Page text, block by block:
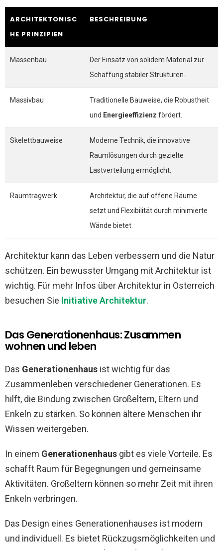
ARCHITEKTONISC
HE PRINZIPIEN
BESCHREIBUNG
Massenbau
Der Einsatz von solidem Material zur
Schaffung stabiler Strukturen.
Massivbau
Traditionelle Bauweise, die Robustheit
und Energieeffizienz fördert.
Skelettbauweise
Moderne Technik, die innovative
Raumlösungen durch gezielte
Lastverteilung ermöglicht.
Raumtragwerk
Architektur, die auf offene Räume
setzt und Flexibilität durch minimierte
Wände bietet.
Architektur kann das Leben verbessern und die Natur
schützen. Ein bewusster Umgang mit Architektur ist
wichtig. Für mehr Infos über Architektur in Österreich
besuchen Sie Initiative Architektur.
Das Generationenhaus: Zusammen
wohnen und leben
Das Generationenhaus ist wichtig für das
Zusammenleben verschiedener Generationen. Es
hilft, die Bindung zwischen Großeltern, Eltern und
Enkeln zu stärken. So können ältere Menschen ihr
Wissen weitergeben.
In einem Generationenhaus gibt es viele Vorteile. Es
schafft Raum für Begegnungen und gemeinsame
Aktivitäten. Großeltern können so mehr Zeit mit ihren
Enkeln verbringen.
Das Design eines Generationenhauses ist modern
und individuell. Es bietet Rückzugsmöglichkeiten und